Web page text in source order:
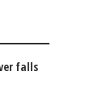
falls